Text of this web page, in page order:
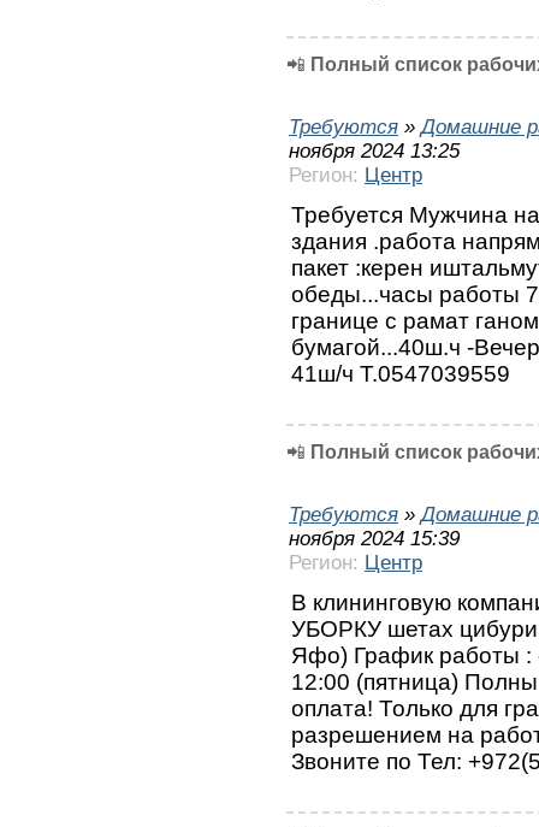
📲 Полный список
Требуются »Домашние
ноября 2024 13:25
Регион: Центр
Требуется Мужчина
здания .работа
пакет :керен
обеды...часы работы
границе с рамат
бумагой...40ш.ч -
41ш/ч Т.0547039559
📲 Полный список
Требуются »Домашние
ноября 2024 15:39
Регион: Центр
В клининговую
УБОРКУ шетах
Яфо) График работы :
12:00 (пятница)
оплата! Только для
разрешением на
Звоните по Тел: